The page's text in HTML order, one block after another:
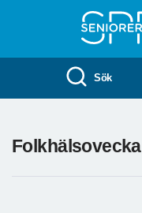
Sök
Folkhälsovecka